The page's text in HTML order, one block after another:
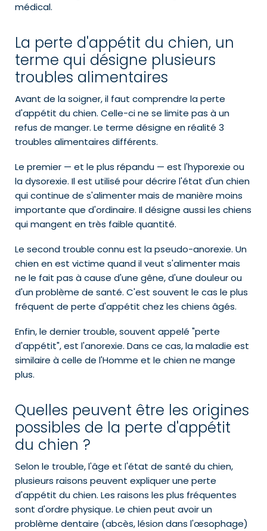
médical.
La perte d'appétit du chien, un
terme qui désigne plusieurs
troubles alimentaires
Avant de la soigner, il faut comprendre la perte
d'appétit du chien. Celle-ci ne se limite pas à un
refus de manger. Le terme désigne en réalité 3
troubles alimentaires différents.
Le premier — et le plus répandu — est l'hyporexie ou
la dysorexie. Il est utilisé pour décrire l'état d'un chien
qui continue de s'alimenter mais de manière moins
importante que d'ordinaire. Il désigne aussi les chiens
qui mangent en très faible quantité.
Le second trouble connu est la pseudo-anorexie. Un
chien en est victime quand il veut s'alimenter mais
ne le fait pas à cause d'une gêne, d'une douleur ou
d'un problème de santé. C'est souvent le cas le plus
fréquent de perte d'appétit chez les chiens âgés.
Enfin, le dernier trouble, souvent appelé "perte
d'appétit", est l'anorexie. Dans ce cas, la maladie est
similaire à celle de l'Homme et le chien ne mange
plus.
Quelles peuvent être les origines
possibles de la perte d'appétit
du chien ?
Selon le trouble, l'âge et l'état de santé du chien,
plusieurs raisons peuvent expliquer une perte
d'appétit du chien. Les raisons les plus fréquentes
sont d'ordre physique. Le chien peut avoir un
problème dentaire (abcès, lésion dans l'œsophage)